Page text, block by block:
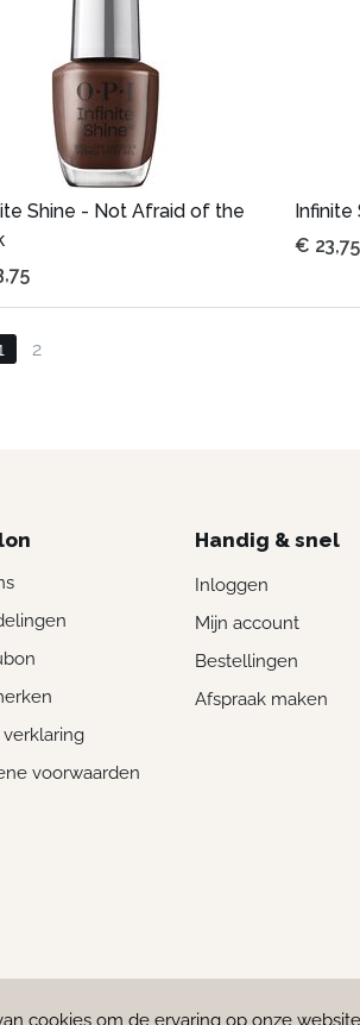
Shine - Not Afraid of the
Infinite
€ 23,75
2
verklaring
voorwaarden
Handig & snel
Inloggen
Mijn account
Bestellingen
Afspraak maken
cookies om de ervaring op onze